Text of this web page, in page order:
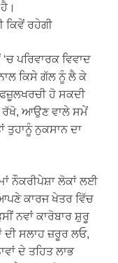
ਕਿਵੇਂ ਰਹੇਗੀ
ਪਰਿਵਾਰਕ ਵਿਵਾਦ
ਕਿਸੇ ਗੱਲ ਨੂੰ ਲੈ ਕੇ
ਫਜ਼ੂਲਖਰਚੀ ਹੋ ਸਕਦੀ
ਰੱਖੋ, ਆਉਣ ਵਾਲੇ ਸਮੇਂ
ਤੁਹਾਨੂੰ ਨੁਕਸਾਨ ਦਾ
ਨੌਕਰੀਪੇਸ਼ਾ ਲੋਕਾਂ ਲਈ
ਕਾਰਜ ਖੇਤਰ ਵਿੱਚ
ਨਵਾਂ ਕਾਰੋਬਾਰ ਸ਼ੁਰੂ
ਸਲਾਹ ਜ਼ਰੂਰ ਲਓ,
ਦੇ ਤਹਿਤ ਲਾਭ